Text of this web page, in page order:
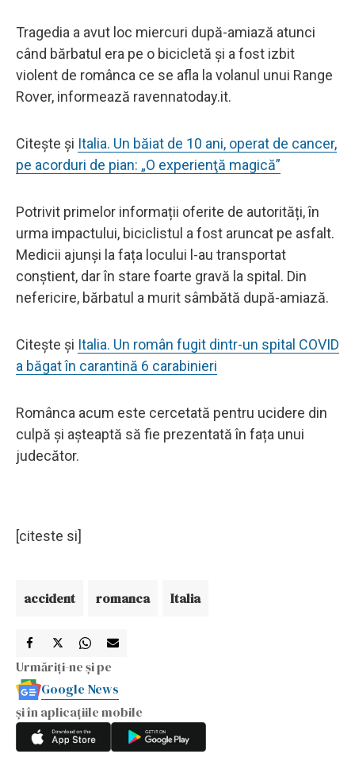
Tragedia a avut loc miercuri după-amiază atunci
când bărbatul era pe o bicicletă și a fost izbit
violent de românca ce se afla la volanul unui Range
Rover, informează ravennatoday.it.
Citește și Italia. Un băiat de 10 ani, operat de cancer,
pe acorduri de pian: „O experienţă magică”
Potrivit primelor informații oferite de autorități, în
urma impactului, biciclistul a fost aruncat pe asfalt.
Medicii ajunși la fața locului l-au transportat
conștient, dar în stare foarte gravă la spital. Din
nefericire, bărbatul a murit sâmbătă după-amiază.
Citește și Italia. Un român fugit dintr-un spital COVID
a băgat în carantină 6 carabinieri
Românca acum este cercetată pentru ucidere din
culpă și așteaptă să fie prezentată în fața unui
judecător.
[citeste si]
accident romanca Italia
Urmăriți-ne și pe
Google News
și în aplicațiile mobile